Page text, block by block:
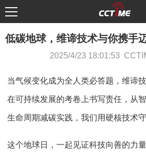
低碳地球，维谛技术与你携手
2025/4/23 18:01:53
当气候变化成为全人类必答题，维谛
在可持续发展的考卷上书写责任，从
生命周期减碳实践，我们用硬核技术
这个地球日，一起见证科技向善的力量